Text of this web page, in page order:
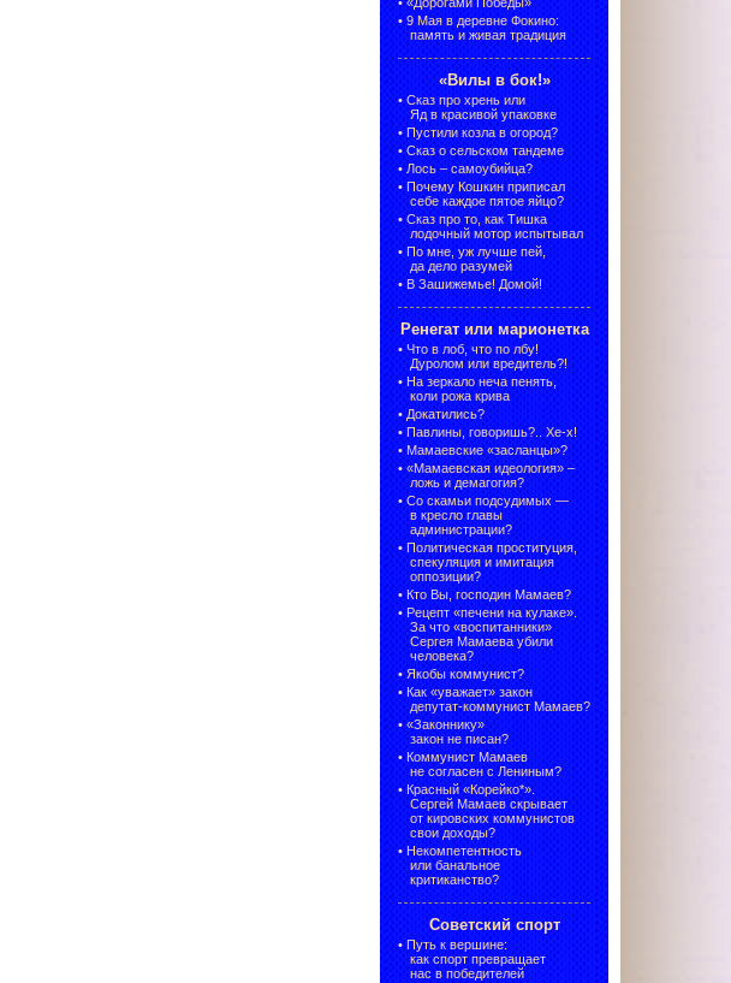
• 9 Мая в деревне Фокино:
память и живая традиция
«Вилы в бок!»
• Сказ про хрень или
Яд в красивой упаковке
• Пустили козла в огород?
• Сказ о сельском тандеме
• Лось – самоубийца?
• Почему Кошкин приписал
себе каждое пятое яйцо?
• Сказ про то, как Тишка
лодочный мотор испытывал
• По мне, уж лучше пей,
да дело разумей
• В Зашижемье! Домой!
Ренегат или марионетка
• Что в лоб, что по лбу!
Дуролом или вредитель?!
• На зеркало неча пенять,
коли рожа крива
• Докатились?
• Павлины, говоришь?.. Хе-х!
• Мамаевские «засланцы»?
• «Мамаевская идеология» –
ложь и демагогия?
• Со скамьи подсудимых —
в кресло главы
администрации?
• Политическая проституция,
спекуляция и имитация
оппозиции?
• Кто Вы, господин Мамаев?
• Рецепт «печени на кулаке».
За что «воспитанники»
Сергея Мамаева убили
человека?
• Якобы коммунист?
• Как «уважает» закон
депутат-коммунист Мамаев?
• «Законнику»
закон не писан?
• Коммунист Мамаев
не согласен с Лениным?
• Красный «Корейко*».
Сергей Мамаев скрывает
от кировских коммунистов
свои доходы?
• Некомпетентность
или банальное
критиканство?
Советский спорт
• Путь к вершине:
как спорт превращает
нас в победителей